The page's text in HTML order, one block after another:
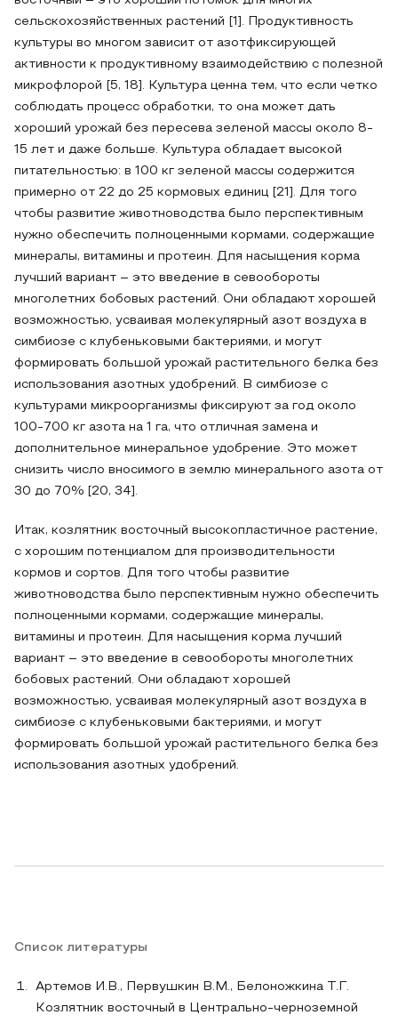
сельскохозяйственных растений [1]. Продуктивность
культуры во многом зависит от азотфиксирующей
активности к продуктивному взаимодействию с полезной
микрофлорой [5, 18]. Культура ценна тем, что если четко
соблюдать процесс обработки, то она может дать
хороший урожай без пересева зеленой массы около 8-
15 лет и даже больше. Культура обладает высокой
питательностью: в 100 кг зеленой массы содержится
примерно от 22 до 25 кормовых единиц [21]. Для того
чтобы развитие животноводства было перспективным
нужно обеспечить полноценными кормами, содержащие
минералы, витамины и протеин. Для насыщения корма
лучший вариант – это введение в севообороты
многолетних бобовых растений. Они обладают хорошей
возможностью, усваивая молекулярный азот воздуха в
симбиозе с клубеньковыми бактериями, и могут
формировать большой урожай растительного белка без
использования азотных удобрений. В симбиозе с
культурами микроорганизмы фиксируют за год около
100-700 кг азота на 1 га, что отличная замена и
дополнительное минеральное удобрение. Это может
снизить число вносимого в землю минерального азота от
30 до 70% [20, 34].
Итак, козлятник восточный высокопластичное растение,
с хорошим потенциалом для производительности
кормов и сортов. Для того чтобы развитие
животноводства было перспективным нужно обеспечить
полноценными кормами, содержащие минералы,
витамины и протеин. Для насыщения корма лучший
вариант – это введение в севообороты многолетних
бобовых растений. Они обладают хорошей
возможностью, усваивая молекулярный азот воздуха в
симбиозе с клубеньковыми бактериями, и могут
формировать большой урожай растительного белка без
использования азотных удобрений.
Список литературы
Артемов И.В., Первушкин В.М., Белоножкина Т.Г.
Козлятник восточный в Центрально-черноземной